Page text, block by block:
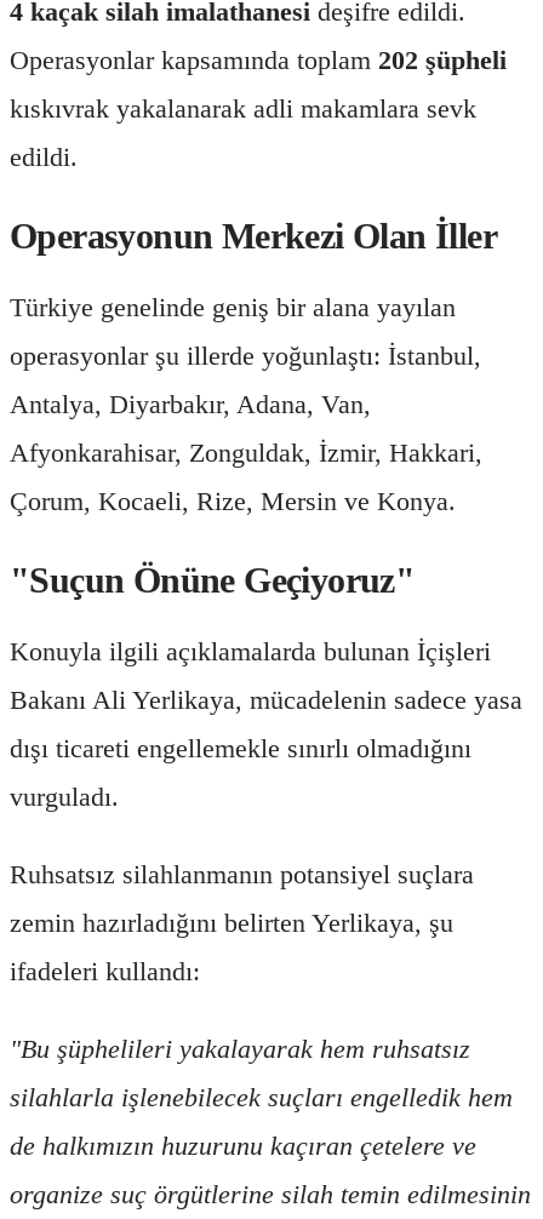
4 kaçak silah imalathanesi deşifre edildi.
Operasyonlar kapsamında toplam 202 şüpheli
kıskıvrak yakalanarak adli makamlara sevk
edildi.
Operasyonun Merkezi Olan İller
Türkiye genelinde geniş bir alana yayılan
operasyonlar şu illerde yoğunlaştı: İstanbul,
Antalya, Diyarbakır, Adana, Van,
Afyonkarahisar, Zonguldak, İzmir, Hakkari,
Çorum, Kocaeli, Rize, Mersin ve Konya.
"Suçun Önüne Geçiyoruz"
Konuyla ilgili açıklamalarda bulunan İçişleri
Bakanı Ali Yerlikaya, mücadelenin sadece yasa
dışı ticareti engellemekle sınırlı olmadığını
vurguladı.
Ruhsatsız silahlanmanın potansiyel suçlara
zemin hazırladığını belirten Yerlikaya, şu
ifadeleri kullandı:
"Bu şüphelileri yakalayarak hem ruhsatsız
silahlarla işlenebilecek suçları engelledik hem
de halkımızın huzurunu kaçıran çetelere ve
organize suç örgütlerine silah temin edilmesinin